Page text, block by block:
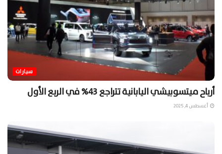
سيارات
أرباح ميتسوبيشي اليابانية تتراجع 43% في الربع الأول
أغسطس 4, 2025